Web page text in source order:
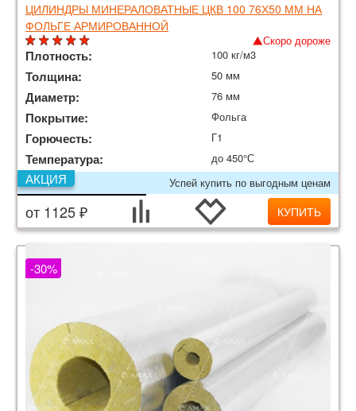
ЦИЛИНДРЫ МИНЕРАЛОВАТНЫЕ ЦКВ 100 76Х50 ММ НА
ФОЛЬГЕ АРМИРОВАННОЙ
Скоро дороже
Плотность: 100 кг/м3
Толщина: 50 мм
Диаметр: 76 мм
Покрытие: Фольга
Горючесть: Г1
Температура:
до 450°С
Успей купить по выгодным ценам
АКЦИЯ
от 1125 ₽ КУПИТЬ
-30%